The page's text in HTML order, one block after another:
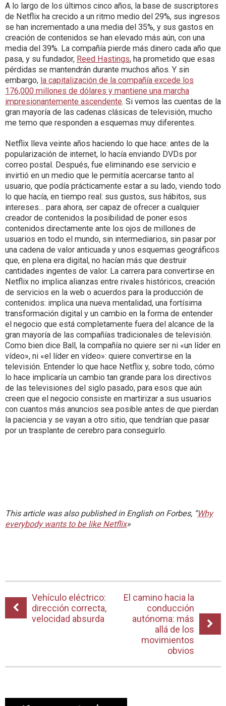
A lo largo de los últimos cinco años, la base de suscriptores
de Netflix ha crecido a un ritmo medio del 29%, sus ingresos
se han incrementado a una media del 35%, y sus gastos en
creación de contenidos se han elevado más aún, con una
media del 39%. La compañía pierde más dinero cada año que
pasa, y su fundador, Reed Hastings, ha prometido que esas
pérdidas se mantendrán durante muchos años. Y sin
embargo, la capitalización de la compañía excede los
176,000 millones de dólares y mantiene una marcha
impresionantemente ascendente. Si vemos las cuentas de la
gran mayoría de las cadenas clásicas de televisión, mucho
me temo que responden a esquemas muy diferentes.
Netflix lleva veinte años haciendo lo que hace: antes de la
popularización de internet, lo hacía enviando DVDs por
correo postal. Después, fue eliminando ese servicio e
invirtió en un medio que le permitía acercarse tanto al
usuario, que podía prácticamente estar a su lado, viendo todo
lo que hacía, en tiempo real: sus gustos, sus hábitos, sus
intereses… para ahora, ser capaz de ofrecer a cualquier
creador de contenidos la posibilidad de poner esos
contenidos directamente ante los ojos de millones de
usuarios en todo el mundo, sin intermediarios, sin pasar por
una cadena de valor anticuada y unos esquemas geográficos
que, en plena era digital, no hacían más que destruir
cantidades ingentes de valor. La carrera para convertirse en
Netflix no implica alianzas entre rivales históricos, creación
de servicios en la web o acuerdos para la producción de
contenidos: implica una nueva mentalidad, una fortísima
transformación digital y un cambio en la forma de entender
el negocio que está completamente fuera del alcance de la
gran mayoría de las compañías tradicionales de televisión.
Como bien dice Ball, la compañía no quiere ser ni «un líder en
vídeo», ni «el líder en vídeo»: quiere convertirse en la
televisión. Entender lo que hace Netflix y, sobre todo, cómo
lo hace implicaría un cambio tan grande para los directivos
de las televisiones del siglo pasado, para esos que aún
creen que el negocio consiste en martirizar a sus usuarios
con cuantos más anuncios sea posible antes de que pierdan
la paciencia y se vayan a otro sitio, que tendrían que pasar
por un trasplante de cerebro para conseguirlo.
This article was also published in English on Forbes, “Why
everybody wants to be like Netflix»
Vehículo eléctrico:
dirección correcta,
velocidad absurda
El camino hacia la
conducción
autónoma: más
allá de los
movimientos
obvios